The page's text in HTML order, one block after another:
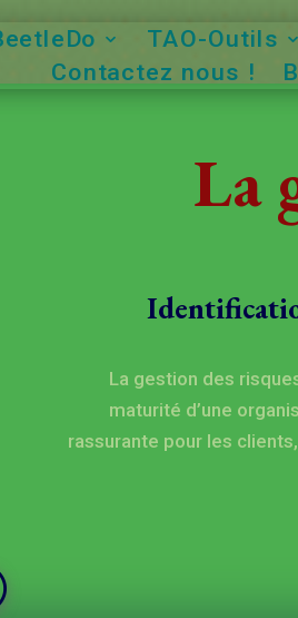
TAO-Outils
Contactez nous !
La
La gestion des
maturité d’une
rassurante pour les